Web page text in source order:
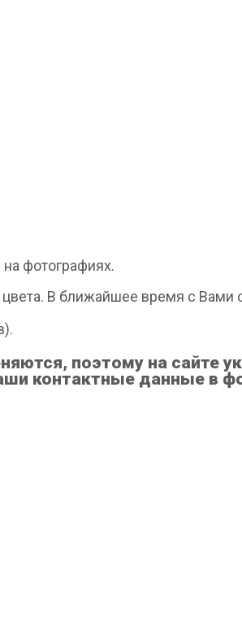
фотографиях.
В ближайшее время с Вами
поэтому на сайте
контактные данные в